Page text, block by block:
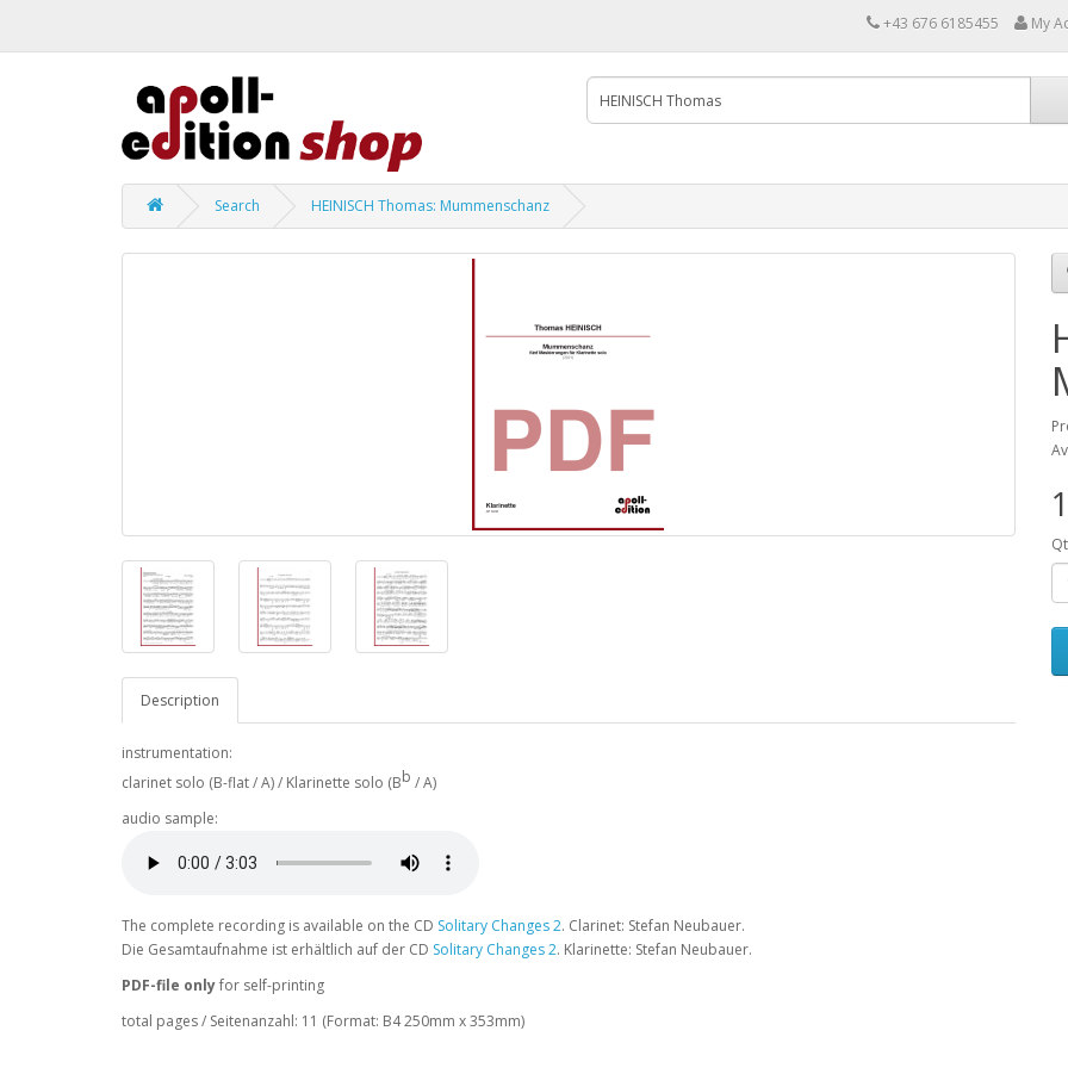
+43 676 6185455 My
Search HEINISCH Thomas: Mummenschanz
Description
instrumentation:
clarinet solo (B-flat / A) / Klarinette solo (Bb / A)
audio sample:
The complete recording is available on the CD Solitary Changes 2. Clarinet: Stefan Neubauer.
Die Gesamtaufnahme ist erhältlich auf der CD Solitary Changes 2. Klarinette: Stefan Neubauer.
PDF-file onlyfor self-printing
total pages / Seitenanzahl: 11 (Format: B4 250mm x 353mm)